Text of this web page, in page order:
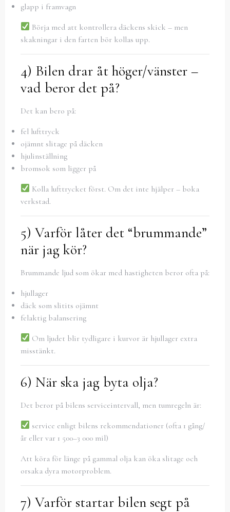
glapp i framvagn
Börja med att kontrollera däckens skick – men
skakningar i den farten bör kollas upp.
4) Bilen drar åt höger/vänster –
vad beror det på?
Det kan bero på:
fel lufttryck
ojämnt slitage på däcken
hjulinställning
bromsok som ligger på
Kolla lufttrycket först. Om det inte hjälper – boka
verkstad.
5) Varför låter det “brummande”
när jag kör?
Brummande ljud som ökar med hastigheten beror ofta på:
hjullager
däck som slitits ojämnt
felaktig balansering
Om ljudet blir tydligare i kurvor är hjullager extra
misstänkt.
6) När ska jag byta olja?
Det beror på bilens serviceintervall, men tumregeln är:
service enligt bilens rekommendationer (ofta 1 gång/
år eller var 1 500–3 000 mil)
Att köra för länge på gammal olja kan öka slitage och
orsaka dyra motorproblem.
7) Varför startar bilen segt på